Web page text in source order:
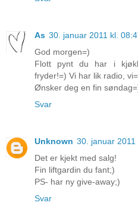
As 30. januar 2011 kl.
God morgen=)
Flott pynt du har i
fryder!=) Vi har lik radio,
Ønsker deg en fin
Svar
Unknown 30. januar 2011
Det er kjekt med salg!
Fin liftgardin du fant;)
PS- har ny give-away;)
Svar